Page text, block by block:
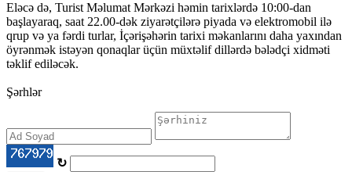
Eləcə də, Turist Məlumat Mərkəzi həmin tarixlərdə 10:00-dan
başlayaraq, saat 22.00-dək ziyarətçilərə piyada və elektromobil ilə
qrup və ya fərdi turlar, İçərişəhərin tarixi məkanlarını daha yaxından
öyrənmək istəyən qonaqlar üçün müxtəlif dillərdə bələdçi xidməti
təklif ediləcək.
Şərhlər
↻